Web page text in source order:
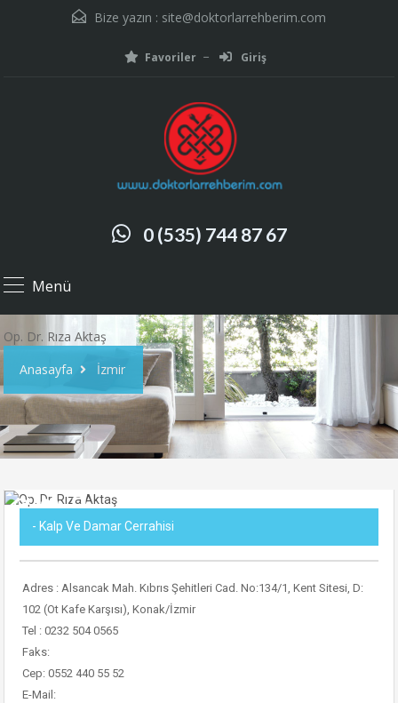
Bize yazın : site@doktorlarrehberim.com
Favoriler Giriş
0 (535) 744 87 67
Menü
Op. Dr. Rıza Aktaş
Anasayfa
İzmir
- Kalp Ve Damar Cerrahisi
Adres : Alsancak Mah. Kıbrıs Şehitleri Cad. No:134/1, Kent Sitesi, D:
102 (Ot Kafe Karşısı), Konak/İzmir
Tel : 0232 504 0565
Faks:
Cep: 0552 440 55 52
E-Mail: